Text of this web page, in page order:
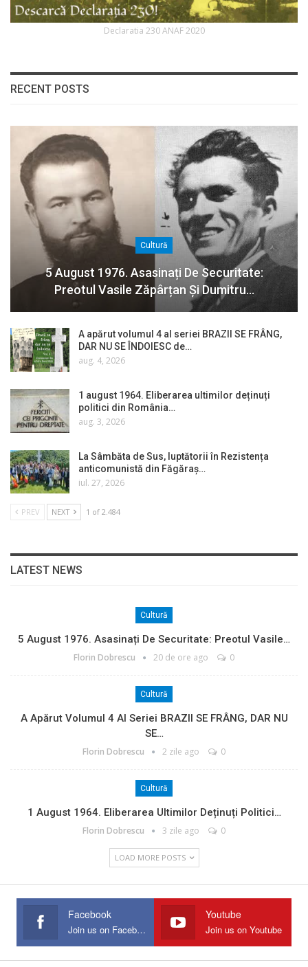
Declaratia 230 ANAF 2020
RECENT POSTS
Cultură
5 August 1976. Asasinați De Securitate:
Preotul Vasile Zăpârțan Și Dumitru…
A apărut volumul 4 al seriei BRAZII SE FRÂNG,
DAR NU SE ÎNDOIESC de…
aug. 4, 2026
1 august 1964. Eliberarea ultimilor deținuți
politici din România…
aug. 3, 2026
La Sâmbăta de Sus, luptătorii în Rezistența
anticomunistă din Făgăraș…
iul. 27, 2026
PREV NEXT 1 of 2.484
LATEST NEWS
Cultură
5 August 1976. Asasinați De Securitate: Preotul Vasile…
Florin Dobrescu 20 de ore ago 0
Cultură
A Apărut Volumul 4 Al Seriei BRAZII SE FRÂNG, DAR NU
SE…
Florin Dobrescu 2 zile ago 0
Cultură
1 August 1964. Eliberarea Ultimilor Deținuți Politici…
Florin Dobrescu 3 zile ago 0
LOAD MORE POSTS
Facebook
Join us on Facebook
Youtube
Join us on Youtube